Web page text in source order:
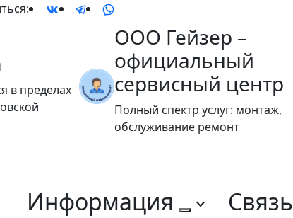
в пределах
ООО Гейзер –
официальный
сервисный центр
Полный спектр услуг: монтаж,
обслуживание ремонт
Информация Связь